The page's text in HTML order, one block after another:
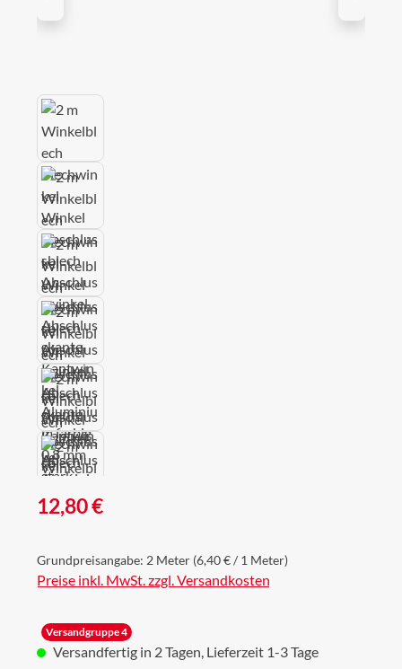
Regulärer Preis:
12,80 €
Grundpreisangabe: 2 Meter (6,40 € / 1 Meter)
Preise inkl. MwSt. zzgl. Versandkosten
Versandgruppe 4
Versandfertig in 2 Tagen, Lieferzeit 1-3 Tage